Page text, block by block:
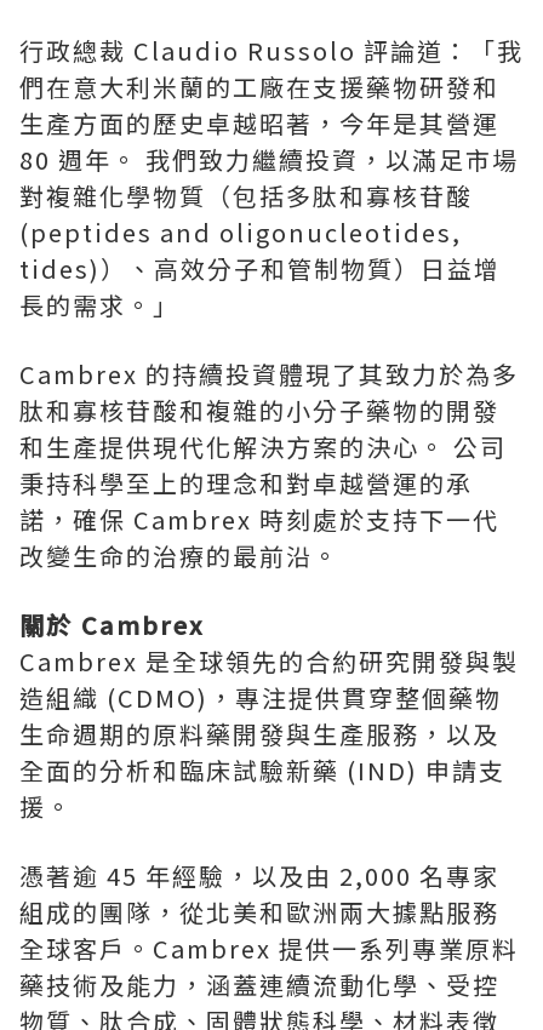
行政總裁 Claudio Russolo 評論道：「我
們在意大利米蘭的工廠在支援藥物研發和
生產方面的歷史卓越昭著，今年是其營運
80 週年。 我們致力繼續投資，以滿足市場
對複雜化學物質（包括多肽和寡核苷酸
(peptides and oligonucleotides,
tides)）、高效分子和管制物質）日益增
長的需求。」
Cambrex 的持續投資體現了其致力於為多
肽和寡核苷酸和複雜的小分子藥物的開發
和生產提供現代化解決方案的決心。 公司
秉持科學至上的理念和對卓越營運的承
諾，確保 Cambrex 時刻處於支持下一代
改變生命的治療的最前沿。
關於 Cambrex
Cambrex 是全球領先的合約研究開發與製
造組織 (CDMO)，專注提供貫穿整個藥物
生命週期的原料藥開發與生產服務，以及
全面的分析和臨床試驗新藥 (IND) 申請支
援。
憑著逾 45 年經驗，以及由 2,000 名專家
組成的團隊，從北美和歐洲兩大據點服務
全球客戶。Cambrex 提供一系列專業原料
藥技術及能力，涵蓋連續流動化學、受控
物質、肽合成、固體狀態科學、材料表徵